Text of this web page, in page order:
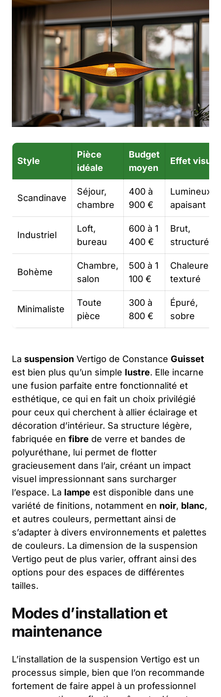
Style
Pièce
idéale
Budget
moyen
Effet visuel
Scandinave
Séjour,
chambre
400 à
900 €
Lumineux,
apaisant
Industriel
Loft,
bureau
600 à 1
400 €
Brut,
structuré
Bohème
Chambre,
salon
500 à 1
100 €
Chaleureux,
texturé
Minimaliste
Toute
pièce
300 à
800 €
Épuré,
sobre
La suspension Vertigo de Constance Guisset
est bien plus qu’un simple lustre. Elle incarne
une fusion parfaite entre fonctionnalité et
esthétique, ce qui en fait un choix privilégié
pour ceux qui cherchent à allier éclairage et
décoration d’intérieur. Sa structure légère,
fabriquée en fibre de verre et bandes de
polyuréthane, lui permet de flotter
gracieusement dans l’air, créant un impact
visuel impressionnant sans surcharger
l’espace. La lampe est disponible dans une
variété de finitions, notamment en noir, blanc,
et autres couleurs, permettant ainsi de
s’adapter à divers environnements et palettes
de couleurs. La dimension de la suspension
Vertigo peut de plus varier, offrant ainsi des
options pour des espaces de différentes
tailles.
Modes d’installation et
maintenance
L’installation de la suspension Vertigo est un
processus simple, bien que l’on recommande
fortement de faire appel à un professionnel